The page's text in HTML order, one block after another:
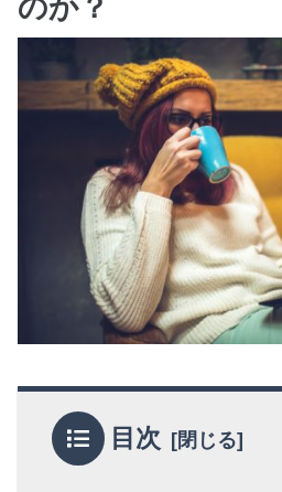
のか？
目次